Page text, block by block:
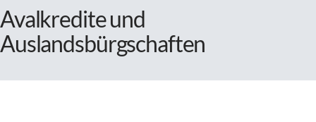
Avalkredite und
Auslandsbürgschaften